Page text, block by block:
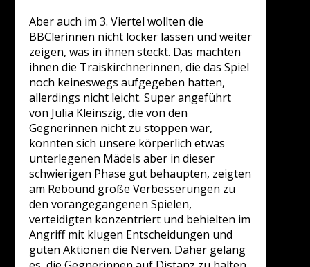
Aber auch im 3. Viertel wollten die
BBClerinnen nicht locker lassen und weiter
zeigen, was in ihnen steckt. Das machten
ihnen die Traiskirchnerinnen, die das Spiel
noch keineswegs aufgegeben hatten,
allerdings nicht leicht. Super angeführt
von Julia Kleinszig, die von den
Gegnerinnen nicht zu stoppen war,
konnten sich unsere körperlich etwas
unterlegenen Mädels aber in dieser
schwierigen Phase gut behaupten, zeigten
am Rebound große Verbesserungen zu
den vorangegangenen Spielen,
verteidigten konzentriert und behielten im
Angriff mit klugen Entscheidungen und
guten Aktionen die Nerven. Daher gelang